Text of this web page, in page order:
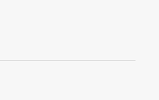
важные объекты…